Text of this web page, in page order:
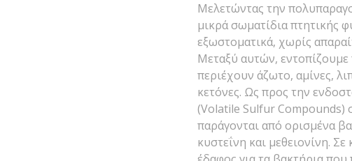
Μελετώντας την
μικρά σωματίδια πτητικής
εξωστοματικά, χωρίς
Μεταξύ αυτών, εντοπίζουμε
περιέχουν άζωτο, αμίνες,
κετόνες. Ως προς την
(Volatile Sulfur Compounds)
παράγονται από ορισμένα
κυστεΐνη και μεθειονίνη.